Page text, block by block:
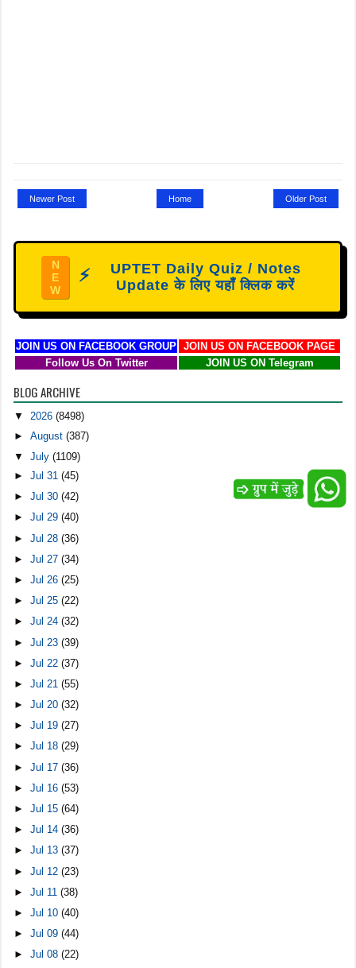
Newer Post Older Post
Home
N
E
W
⚡
UPTET Daily Quiz / Notes
Update के लिए यहाँ क्लिक करें
JOIN US ON FACEBOOK GROUP
JOIN US ON FACEBOOK PAGE
Follow Us On Twitter
JOIN US ON Telegram
BLOG ARCHIVE
▼2026(8498)
►August(387)
▼July(1109)
►Jul 31(45)
►Jul 30(42)
►Jul 29(40)
►Jul 28(36)
►Jul 27(34)
►Jul 26(25)
►Jul 25(22)
►Jul 24(32)
►Jul 23(39)
►Jul 22(37)
►Jul 21(55)
►Jul 20(32)
►Jul 19(27)
►Jul 18(29)
►Jul 17(36)
►Jul 16(53)
►Jul 15(64)
►Jul 14(36)
►Jul 13(37)
►Jul 12(23)
►Jul 11(38)
►Jul 10(40)
►Jul 09(44)
►Jul 08(22)